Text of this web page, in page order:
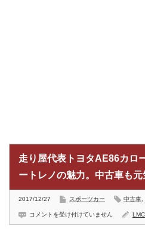
走り屋代表トヨタAE86カロ
ートレノの魅力。中古車も元
2017/12/27 スポーツカー 中古車
走
屋
コメントを受け付けていません LMC